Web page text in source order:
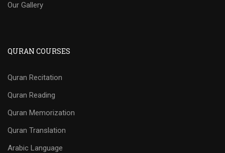
Our Gallery
QURAN COURSES
Quran Recitation
Quran Reading
Quran Memorization
Quran Translation
Arabic Language